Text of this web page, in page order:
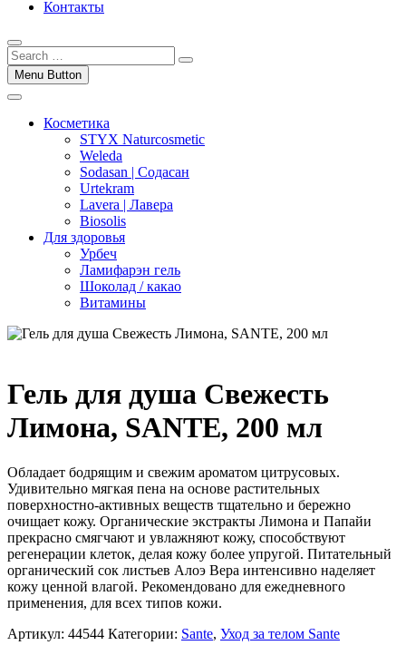
Контакты
Menu Button
Косметика
STYX Naturcosmetic
Weleda
Sodasan | Содасан
Urtekram
Lavera | Лавера
Biosolis
Для здоровья
Урбеч
Ламифарэн гель
Шоколад / какао
Витамины
Гель для душа Свежесть
Лимона, SANTE, 200 мл
Обладает бодрящим и свежим ароматом цитрусовых.
Удивительно мягкая пена на основе растительных
поверхностно-активных веществ тщательно и бережно
очищает кожу. Органические экстракты Лимона и Папайи
прекрасно смягчают и увлажняют кожу, способствуют
регенерации клеток, делая кожу более упругой. Питательный
органический сок листьев Алоэ Вера интенсивно наделяет
кожу ценной влагой. Рекомендовано для ежедневного
применения, для всех типов кожи.
Артикул: 44544 Категории: Sante, Уход за телом Sante